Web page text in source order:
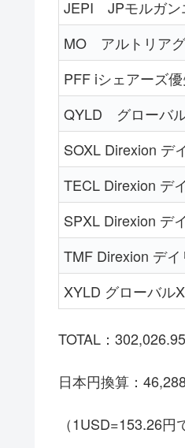
JEPI JPモルガン
MO アルトリア
PFF iシェアーズ
QYLD グローバ
SOXL Direxion デ
TECL Direxion デ
SPXL Direxion デ
TMF Direxion デ
XYLD グローバル
TOTAL：
日本円換算：
（1USD=153.26円